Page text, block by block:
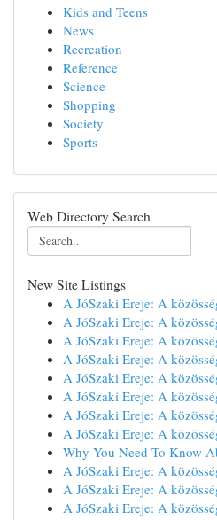
Kids and Teens
News
Recreation
Reference
Science
Shopping
Society
Sports
Web Directory Search
New Site Listings
A JóSzaki Ereje: A
A JóSzaki Ereje: A
A JóSzaki Ereje: A
A JóSzaki Ereje: A
A JóSzaki Ereje: A
A JóSzaki Ereje: A
A JóSzaki Ereje: A
A JóSzaki Ereje: A
Why You Need To Know
A JóSzaki Ereje: A
A JóSzaki Ereje: A
A JóSzaki Ereje: A